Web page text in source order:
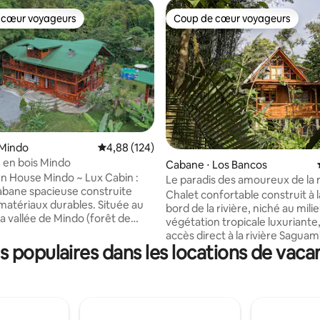
base de 139 commentaires : 4,97 sur 5
cœur voyageurs
voyageurs
Évaluation moyenne sur la base de 124
4,88 (124)
en bois Mindo
House Mindo ~ Lux Cabin :
spacieuse construite
durables. Située au
vallée de Mindo (forêt de
tout en vous
dans la nature environnante.
Coup de cœur voyageurs
Coup de cœur voyageurs
Cabane ⋅ Los Bancos
Le paradis des amoureux de la
Serenity Lodge, Mindo
Chalet confortable construit à
bord de la rivière, niché au
végétation tropicale
accès direct à la rivière
vaste domaine, avec un étang
chœur de grenouilles magique
les amoureux de la nature. À
populaires dans les locations de